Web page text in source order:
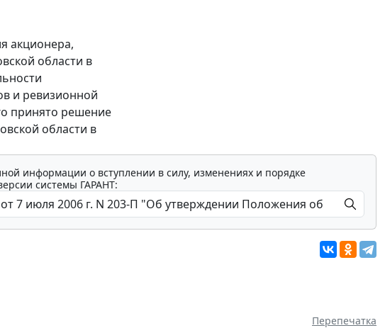
акционера,
области в
и ревизионной
принято решение
области в
информации о вступлении в силу, изменениях и порядке
системы ГАРАНТ:
Перепечатка